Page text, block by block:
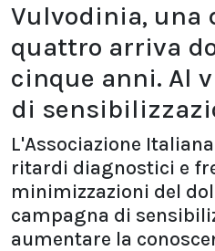
Vulvodinia, una
quattro arriva
cinque anni. Al
di
L'Associazione
ritardi diagnostici e
minimizzazioni del
campagna di
aumentare la